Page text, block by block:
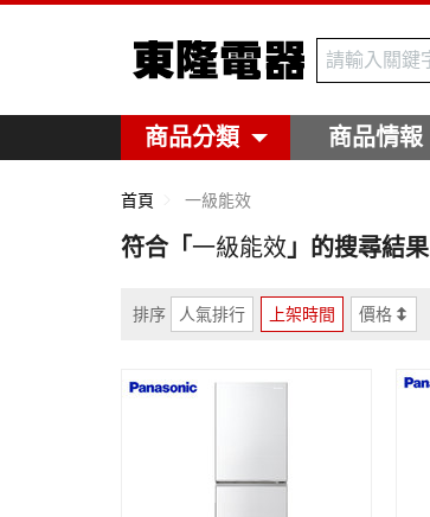
東隆電器
商品分類 商品情報
首頁 一級能效
符合「一級能效 」的搜尋結果
排序 人氣排行 上架時間 價格